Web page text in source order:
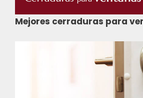
Mejores cerraduras para